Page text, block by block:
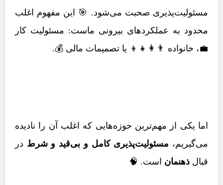
مسئولیت‌پذیری صحبت می‌شود. 🎯 این مفهوم اغلب
محدود به عملکردهای بیرونی ماست: مسئولیت کار
💼، خانواده 👨‍👩‍👧‍👦 یا تصمیمات مالی 💰.
اما یکی از مهم‌ترین حوزه‌هایی که اغلب آن را نادیده
می‌گیریم، مسئولیت‌پذیری کامل و بی‌قید و شرط در
قبال ذهنمان است. 🧠